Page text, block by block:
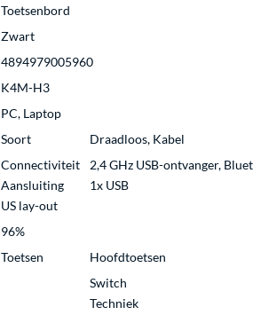
Toetsenbord
Zwart
4894979005960
K4M-H3
PC, Laptop
Soort
Draadloos, Kabel
Connectiviteit
2,4 GHz USB-ontvanger,
Aansluiting
1x USB
US lay-out
96%
Toetsen Hoofdtoetsen
Switch
Techniek